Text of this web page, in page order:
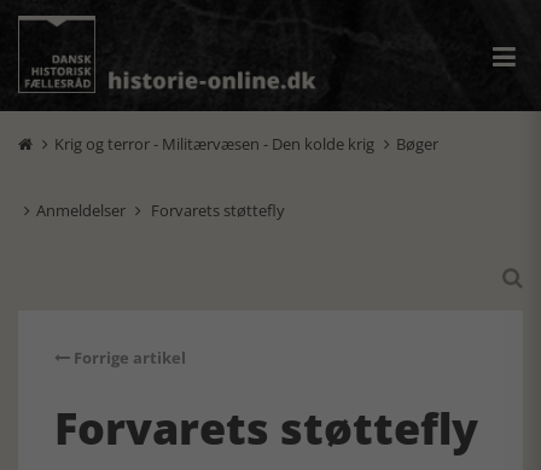
 Krig og terror - Militærvæsen - Den kolde krig  Bøger
 Anmeldelser  Forvarets støttefly

Forrige artikel
Forvarets støttefly